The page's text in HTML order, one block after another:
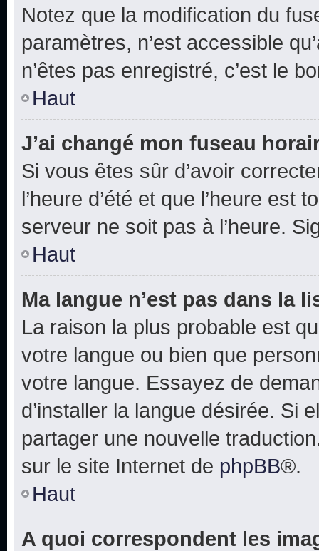
Notez que la modification du
paramètres, n’est accessible
n’êtes pas enregistré, c’est le
Haut
J’ai changé mon fuseau
Si vous êtes sûr d’avoir
l’heure d’été et que l’heure est
serveur ne soit pas à l’heure.
Haut
Ma langue n’est pas dans la
La raison la plus probable est
votre langue ou bien que
votre langue. Essayez de
d’installer la langue désirée. Si
partager une nouvelle
sur le site Internet de phpBB®.
Haut
A quoi correspondent les